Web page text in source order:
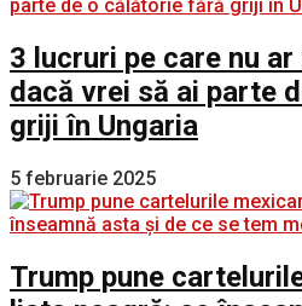
3 lucruri pe care nu
dacă vrei să ai parte
griji în Ungaria
5 februarie 2025
Trump pune